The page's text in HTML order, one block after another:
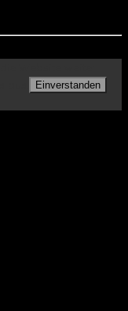
Einverstanden